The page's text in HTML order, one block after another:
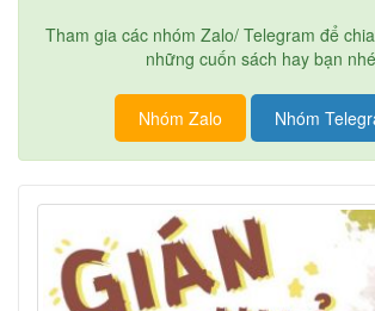
Tham gia các nhóm Zalo/ Telegram để
những cuốn sách hay bạn
Nhóm Zalo Nhóm